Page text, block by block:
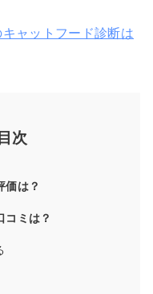
ャットフード診断は
次
価は？
コミは？